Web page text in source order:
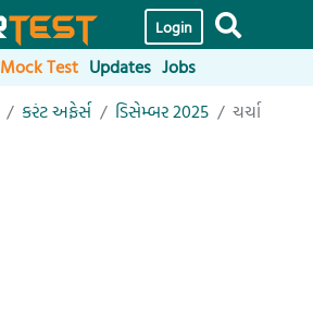
Login
Mock Test Updates Jobs
કરંટ અફેર્સ ડિસેમ્બર 2025 ચર્ચા